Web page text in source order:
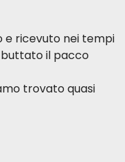
e ricevuto nei tempi
buttato il pacco
trovato quasi